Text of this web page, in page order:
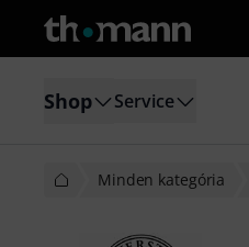
Shop Service
Minden kategória